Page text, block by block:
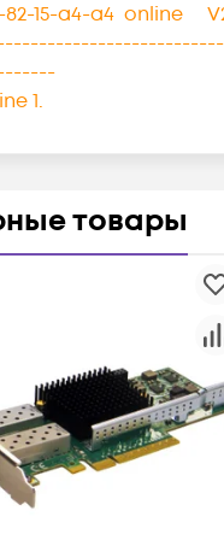
15-a4-a4 online
1.
товары